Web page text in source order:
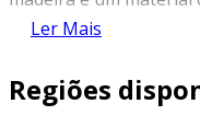
rústico e
fontes responsáveis.
Ler Mais
Regiões